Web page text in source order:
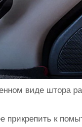
виде штора
прикрепить к